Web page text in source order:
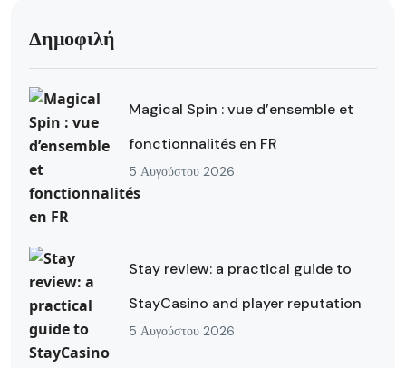
Δημοφιλή
Magical Spin : vue d’ensemble et
fonctionnalités en FR
5 Αυγούστου 2026
Stay review: a practical guide to
StayCasino and player reputation
5 Αυγούστου 2026